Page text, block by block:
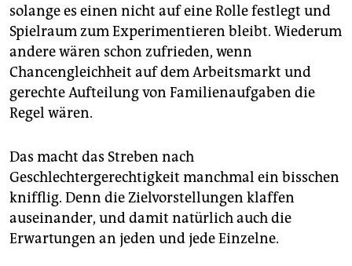
solange es einen nicht auf eine Rolle festlegt und
Spielraum zum Experimentieren bleibt. Wiederum
andere wären schon zufrieden, wenn
Chancengleichheit auf dem Arbeitsmarkt und
gerechte Aufteilung von Familienaufgaben die
Regel wären.
Das macht das Streben nach
Geschlechtergerechtigkeit manchmal ein bisschen
knifflig. Denn die Zielvorstellungen klaffen
auseinander, und damit natürlich auch die
Erwartungen an jeden und jede Einzelne.